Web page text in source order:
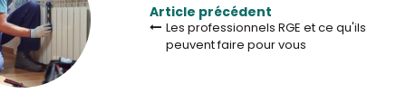
Article précédent
Les professionnels RGE et ce qu'ils
peuvent faire pour vous